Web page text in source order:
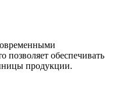
позволяет обеспечивать
продукции.